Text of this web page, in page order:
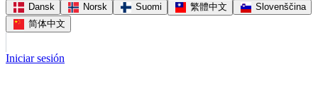
Dansk
Norsk Suomi 繁體中文
Slovenščina
简体中文
Iniciar sesión